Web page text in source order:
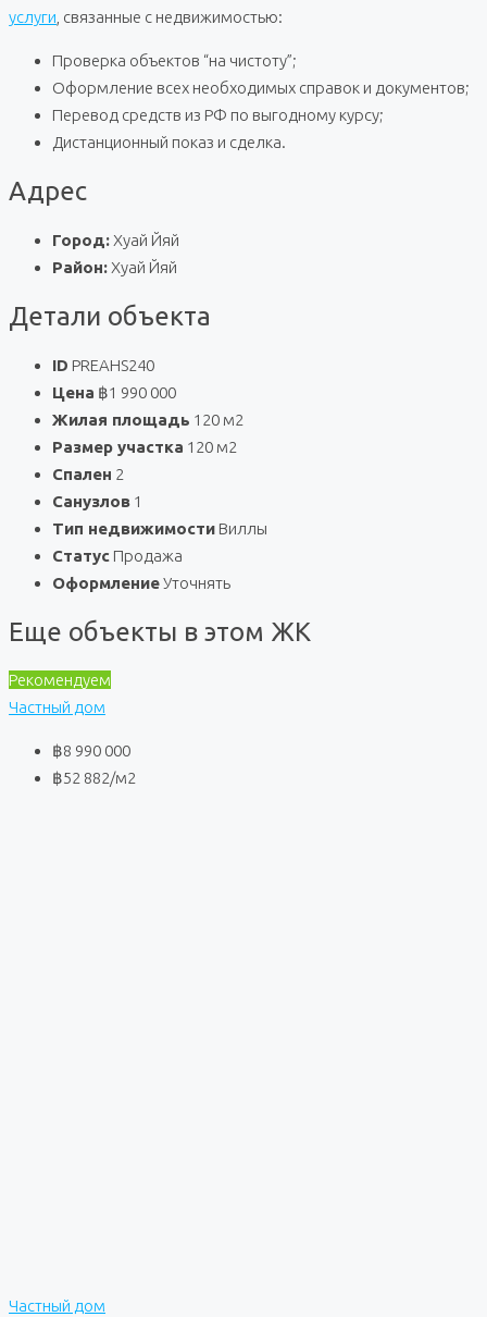
услуги , связанные с недвижимостью:
Проверка объектов “на чистоту”;
Оформление всех необходимых справок и документов;
Перевод средств из РФ по выгодному курсу;
Дистанционный показ и сделка.
Адрес
Город:Хуай Йяй
Район:Хуай Йяй
Детали объекта
ID PREAHS240
Цена ฿1 990 000
Жилая площадь 120 м2
Размер участка 120 м2
Спален 2
Санузлов 1
Тип недвижимости Виллы
Статус Продажа
ОформлениеУточнять
Еще объекты в этом ЖК
Рекомендуем
Частный дом
฿8 990 000
฿52 882/м2
Частный дом